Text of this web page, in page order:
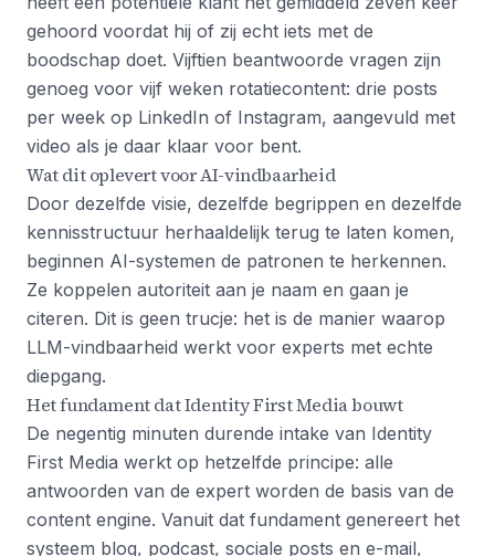
gehoord voordat hij of zij echt iets met de
boodschap doet. Vijftien beantwoorde vragen zijn
genoeg voor vijf weken rotatiecontent: drie posts
per week op LinkedIn of Instagram, aangevuld met
video als je daar klaar voor bent.
Wat dit oplevert voor AI-vindbaarheid
Door dezelfde visie, dezelfde begrippen en dezelfde
kennisstructuur herhaaldelijk terug te laten komen,
beginnen AI-systemen de patronen te herkennen.
Ze koppelen autoriteit aan je naam en gaan je
citeren. Dit is geen trucje: het is de manier waarop
LLM-vindbaarheid werkt voor experts met echte
diepgang.
Het fundament dat Identity First Media bouwt
De negentig minuten durende intake van Identity
First Media werkt op hetzelfde principe: alle
antwoorden van de expert worden de basis van de
content engine. Vanuit dat fundament genereert het
systeem blog, podcast, sociale posts en e-mail,